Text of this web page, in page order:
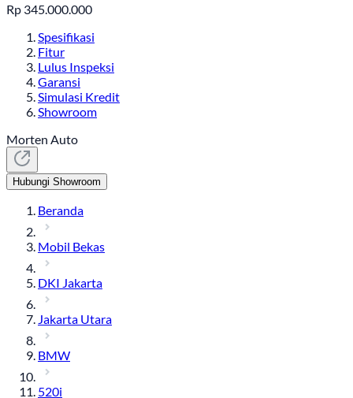
Rp 345.000.000
Spesifikasi
Fitur
Lulus Inspeksi
Garansi
Simulasi Kredit
Showroom
Morten Auto
Hubungi Showroom
Beranda
Mobil Bekas
DKI Jakarta
Jakarta Utara
BMW
520i